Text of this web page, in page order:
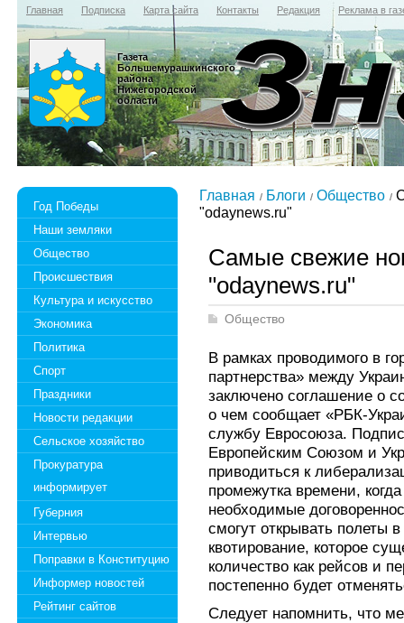
Главная Подписка Карта сайта Контакты Редакция Реклама в
Газета
Большемурашкинского
района
Нижегородской
области
Год Победы
Наши земляки
Общество
Происшествия
Культура и искусство
Экономика
Политика
Спорт
Праздники
Новости редакции
Сельское хозяйство
Прокуратура
информирует
Губерния
Интервью
Поправки в Конституцию
Информер новостей
Рейтинг сайтов
Главная Блоги Общество
"odaynews.ru"
Самые свежие
"odaynews.ru"
Общество
В рамках проводимого в
партнерства» между
заключено соглашение о
о чем сообщает «РБК-
службу Евросоюза.
Европейским Союзом и
приводиться к
промежутка времени,
необходимые
смогут открывать полеты
квотирование, которое
количество как рейсов и
постепенно будет
Следует напомнить, что